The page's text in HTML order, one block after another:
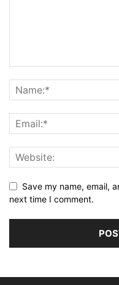
Save my name, email,
next time I comment.